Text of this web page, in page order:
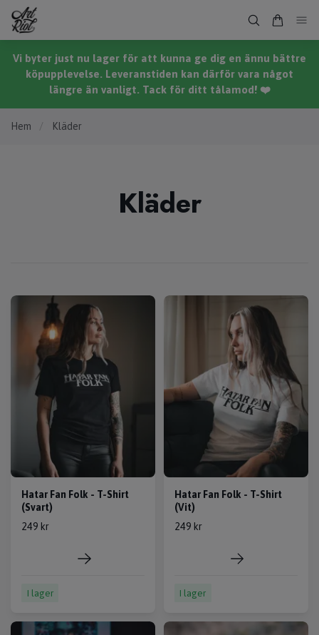
Vi byter just nu lager för att kunna ge dig en ännu bättre
köpupplevelse. Leveranstiden kan därför vara något
längre än vanligt. Tack för ditt tålamod! ❤️
Hem / Kläder
Kläder
Hatar Fan Folk - T-Shirt
(Svart)
249 kr
I lager
Hatar Fan Folk - T-Shirt
(Vit)
249 kr
I lager